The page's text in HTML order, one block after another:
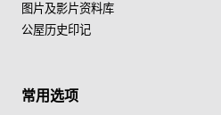
图片及影片资料库
公屋历史印记
常用选项